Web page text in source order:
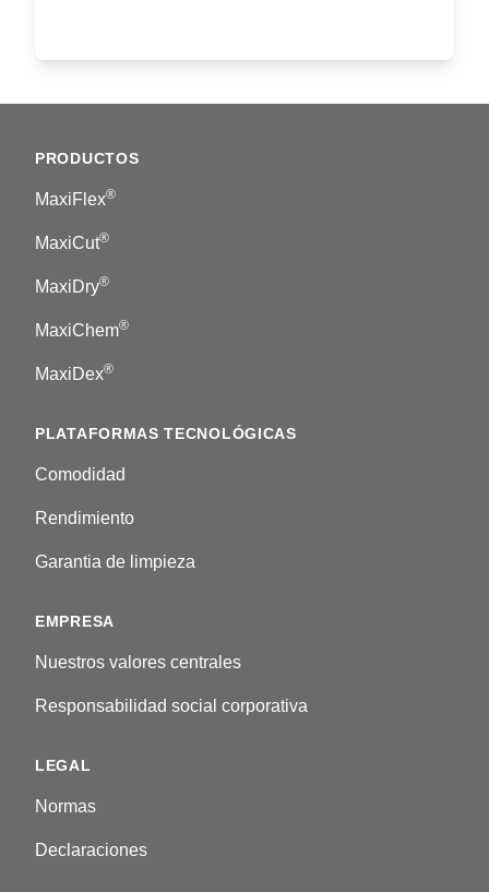
PRODUCTOS
MaxiFlex®
MaxiCut®
MaxiDry®
MaxiChem®
MaxiDex®
PLATAFORMAS TECNOLÓGICAS
Comodidad
Rendimiento
Garantia de limpieza
EMPRESA
Nuestros valores centrales
Responsabilidad social corporativa
LEGAL
Normas
Declaraciones